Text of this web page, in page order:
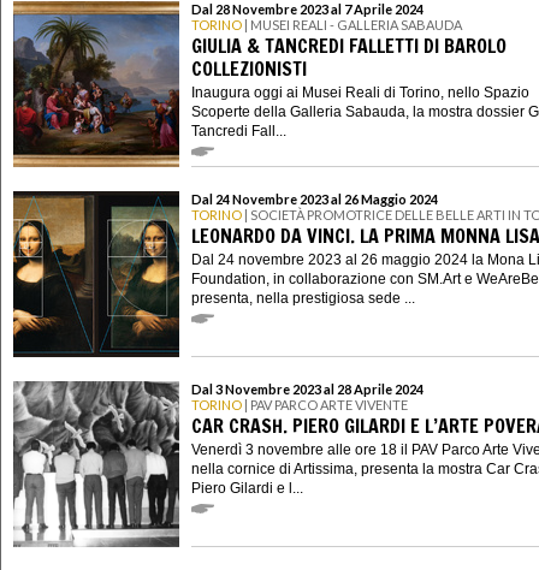
Dal 28 Novembre 2023 al 7 Aprile 2024
TORINO | MUSEI REALI - GALLERIA SABAUDA
GIULIA & TANCREDI FALLETTI DI BAROLO
COLLEZIONISTI
Inaugura oggi ai Musei Reali di Torino, nello Spazio
Scoperte della Galleria Sabauda, la mostra dossier
Tancredi Fall...
Dal 24 Novembre 2023 al 26 Maggio 2024
TORINO | SOCIETÀ PROMOTRICE DELLE BELLE ARTI IN
LEONARDO DA VINCI. LA PRIMA MONNA LISA
Dal 24 novembre 2023 al 26 maggio 2024 la Mona
Foundation, in collaborazione con SM.Art e
presenta, nella prestigiosa sede ...
Dal 3 Novembre 2023 al 28 Aprile 2024
TORINO | PAV PARCO ARTE VIVENTE
CAR CRASH. PIERO GILARDI E L’ARTE
Venerdì 3 novembre alle ore 18 il PAV Parco Arte
nella cornice di Artissima, presenta la mostra Car
Piero Gilardi e l...